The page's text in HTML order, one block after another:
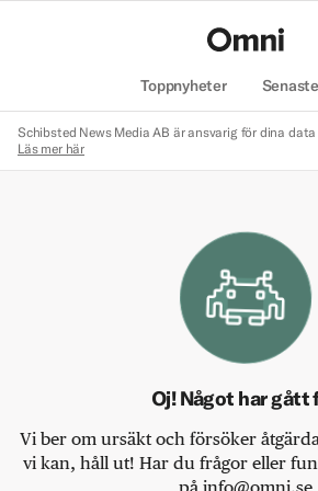
Toppnyheter
Schibsted News Media AB är ansvarig för dina
Läs mer här
Oj! Något har gått
Vi ber om ursäkt och försöker
vi kan, håll ut! Har du frågor eller